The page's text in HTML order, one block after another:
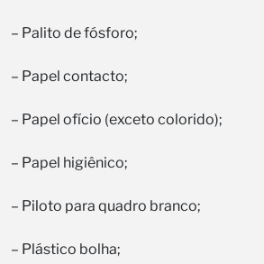
– Palito de fósforo;
– Papel contacto;
– Papel ofício (exceto colorido);
– Papel higiênico;
– Piloto para quadro branco;
– Plástico bolha;